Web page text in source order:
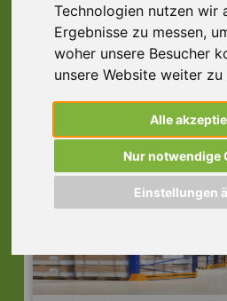
Technologien nutzen wir
Ergebnisse zu messen,
woher unsere Besucher
unsere Website weiter
Alle
Nur notwendige
Einstellungen
Staplerprofi (m/w/d)